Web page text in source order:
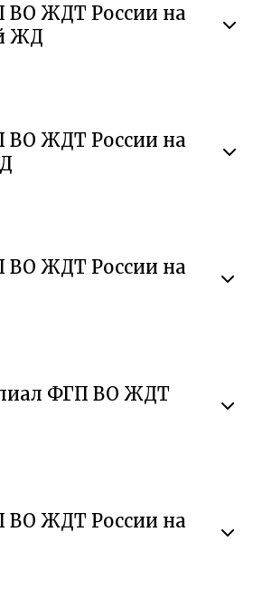
ВО ЖДТ России на
ЖД
ВО ЖДТ России на
ВО ЖДТ России на
ФГП ВО ЖДТ
ВО ЖДТ России на